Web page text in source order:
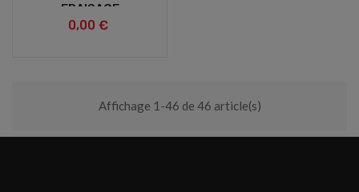
FRAISAGE
0,00 €
Affichage 1-46 de 46 article(s)